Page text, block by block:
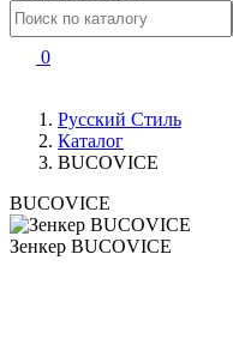
0
Русский Стиль
Каталог
BUCOVICE
BUCOVICE
Зенкер BUCOVICE